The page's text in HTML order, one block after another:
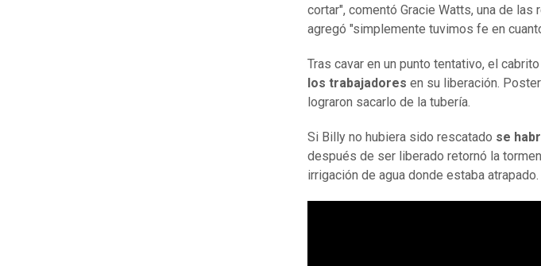
cortar", comentó Gracie Watts, una de
agregó "simplemente tuvimos fe en
Tras cavar en un punto tentativo, el
los trabajadores en su liberación.
lograron sacarlo de la tubería.
Si Billy no hubiera sido rescatado se
después de ser liberado retornó la
irrigación de agua donde estaba atrapado.